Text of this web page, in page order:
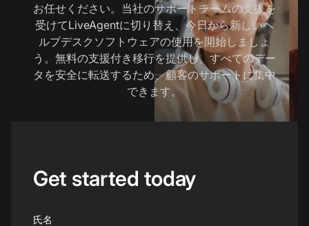
お任せください。当社のサポートチームの支援を
受けてLiveAgentに切り替え、今日から新しいヘ
ルプデスクソフトウェアの使用を開始しましょ
う。無料の支援付き移行を提供し、すべてのデー
タを安全に転送するため、顧客のサポートに集中
できます。
Get started today
氏名